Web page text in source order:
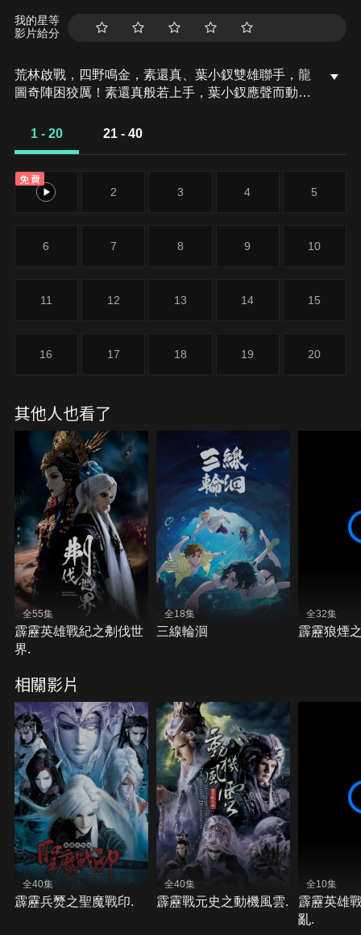
我的星等
影片給分
荒林啟戰，四野鳴金，素還真、葉小釵雙雄聯手，龍
圖奇陣困狡厲！素還真般若上手，葉小釵應聲而動，
化外境，海蟾尊不敢大意，沉腰邁步間，方圓百卉出
1 - 20 21 - 40
免費
1 2 3 4 5
6 7 8 9 10
11 12 13 14 15
16 17 18 19 20
其他人也看了
全55集
霹靂英雄戰紀之刜伐世
界.
全18集
三線輪洄
全32集
霹靂狼煙
相關影片
全40集
霹靂兵燹之聖魔戰印.
全40集
霹靂戰元史之動機風雲.
全10集
霹靂英雄
亂.